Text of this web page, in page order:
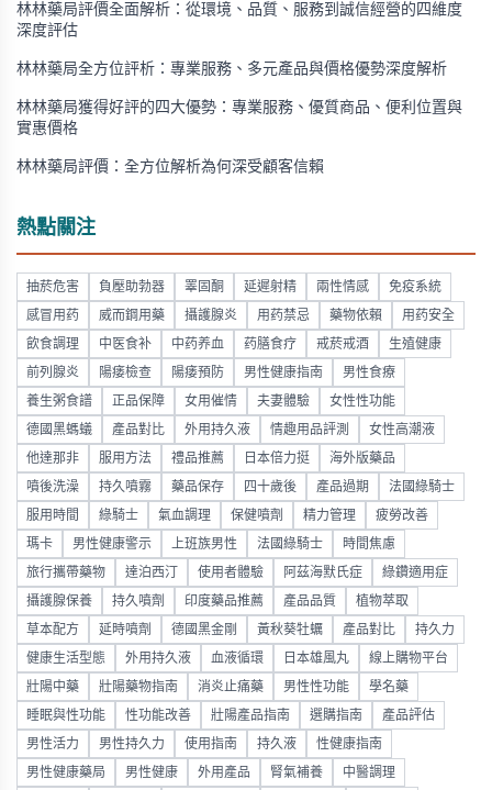
林林藥局評價全面解析：從環境、品質、服務到誠信經營的四維度
深度評估
林林藥局全方位評析：專業服務、多元產品與價格優勢深度解析
林林藥局獲得好評的四大優勢：專業服務、優質商品、便利位置與
實惠價格
林林藥局評價：全方位解析為何深受顧客信賴
熱點關注
抽菸危害 負壓助勃器 睪固酮 延遲射精 兩性情感 免疫系統
感冒用药 威而鋼用藥 攝護腺炎 用药禁忌 藥物依賴 用药安全
飲食調理 中医食补 中药养血 药膳食疗 戒菸戒酒 生殖健康
前列腺炎 陽痿檢查 陽痿預防 男性健康指南 男性食療
養生粥食譜 正品保障 女用催情 夫妻體驗 女性性功能
德國黑螞蟻 產品對比 外用持久液 情趣用品評測 女性高潮液
他達那非 服用方法 禮品推薦 日本倍力挺 海外版藥品
噴後洗澡 持久噴霧 藥品保存 四十歲後 產品過期 法國綠騎士
服用時間 綠騎士 氣血調理 保健噴劑 精力管理 疲勞改善
瑪卡 男性健康警示 上班族男性 法國綠騎士 時間焦慮
旅行攜帶藥物 達泊西汀 使用者體驗 阿茲海默氏症 綠鑽適用症
攝護腺保養 持久噴劑 印度藥品推薦 產品品質 植物萃取
草本配方 延時噴劑 德國黑金剛 黃秋葵牡蠣 產品對比 持久力
健康生活型態 外用持久液 血液循環 日本雄風丸 線上購物平台
壯陽中藥 壯陽藥物指南 消炎止痛藥 男性性功能 學名藥
睡眠與性功能 性功能改善 壯陽產品指南 選購指南 產品評估
男性活力 男性持久力 使用指南 持久液 性健康指南
男性健康藥局 男性健康 外用產品 腎氣補養 中醫調理